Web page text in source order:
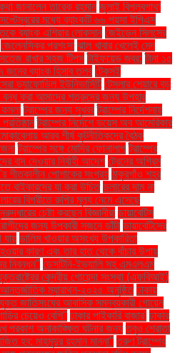
জানালেন তারেক রহমান জুলাই বিপ্লবগাথা
মধ্যে ব্যাংকটি ৬৬ পয়সা ইপিএস
ব্যাংক এশিয়ার লোকসান জেইডেন সিলসের
জেলেনস্কির প্রশংসা ঝাল খাবার খেলেই মেদ
রাখার সহজ টিপস টাইফয়েড জ্বর: টানা ১৫
জনের ব্যাংক হিসাব তলব টেকসই
ড্যাফোডিল ইউনিভার্সিটি টেসলার শেয়ারে বড়
করা আমাদের শত্রুদের জন্য উপহার
কমলা ট্রাম্পের জন্য সুখবর ট্রাম্পের নির্দেশনায়
ট্রাম্পের নির্দেশে ভয়েস অব আমেরিকার
আরব শীর্ষ কূটনীতিকদের বৈঠক
ট্রাম্পের সঙ্গে মোদির ফোনালাপ ট্রাম্পের
বাদ দেওয়ার নির্বাহী আদেশ ট্রেনের অগ্রিম
শীতকালীন পোশাকের সংগ্রহ ঠাকুরগাঁও শহর
বাইকারদের যা করা উচিত ডলারের দাম না
বিপরীতে রুপির মূল্য নেমে এসেছে
চেষ্টা করছেন বিজ্ঞানীরা ডায়াবেটিস
জন্য উপকারী সজনে ডাঁটা ডায়াবেটিসের
যায় ডালিম খাওয়ার অসংখ্য উপকারিতা
কারণ এবং তার হাত থেকে বাঁচার উপায়
নিবন্ধন" ডেসটিনি-ইভ্যালি সহ এমএলএম
কেন্দ্রীয় গোয়েন্দা সংস্থা (এফবিআই)
আন্তর্জাতিক ম্যারাথন-২০২৫ অনুষ্ঠিত ঢাকায়
জাতিসংঘের আবাসিক সমন্বয়কারী গোয়েন
চেয়েও বেশি'' ঢাকার পাইকারি বাজার' ঢাকার
প্রকাশ অনাকাঙ্ক্ষিত ঘটনার জন্য তবুও শ্রোতা
হব: মাহমুদুর রহমান মান্না" তরুণ ট্রাম্পের